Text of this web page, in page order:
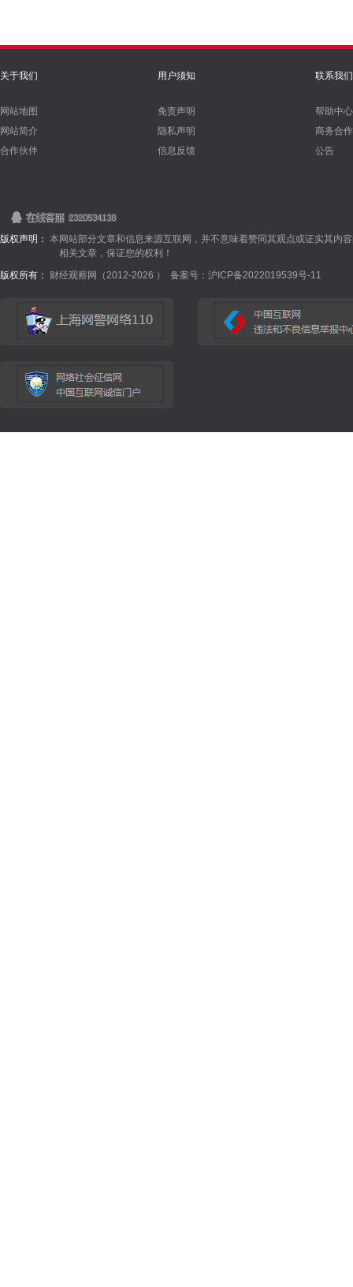
关于我们
网站地图
网站简介
合作伙伴
用户须知
免责声明
隐私声明
信息反馈
联系我们
帮助中心
商务合作
公告
版权声明： 本网站部分文章和信息来源互联网，并不意味着赞同其观点或证实其内
相关文章，保证您的权利！
版权所有：
财经观察网（2012-2026 ） 备案号：沪ICP备2022019539号-11